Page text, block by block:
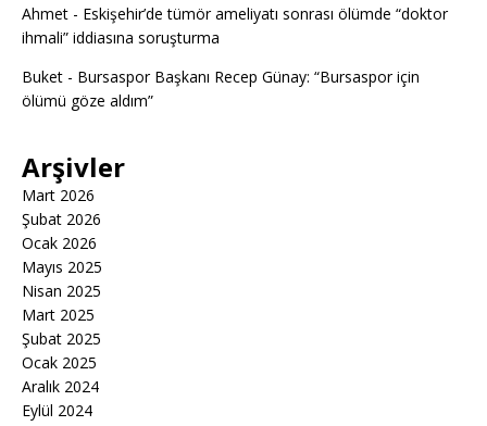
Ahmet - Eskişehir’de tümör ameliyatı sonrası ölümde “doktor
ihmali” iddiasına soruşturma
Buket - Bursaspor Başkanı Recep Günay: “Bursaspor için
ölümü göze aldım”
Arşivler
Mart 2026
Şubat 2026
Ocak 2026
Mayıs 2025
Nisan 2025
Mart 2025
Şubat 2025
Ocak 2025
Aralık 2024
Eylül 2024